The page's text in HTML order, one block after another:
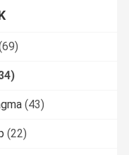
(43)
(22)